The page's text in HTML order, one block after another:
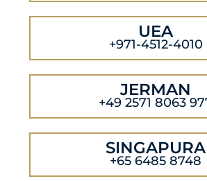
UEA
+971-4512-4010
JERMAN
+49 2571 8063
SINGAPURA
+65 6485 8748